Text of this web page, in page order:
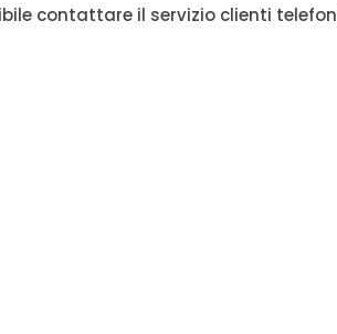
contattare il servizio clienti